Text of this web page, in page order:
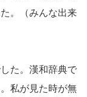
。（みんな出来
た。漢和辞典で
私が見た時が無